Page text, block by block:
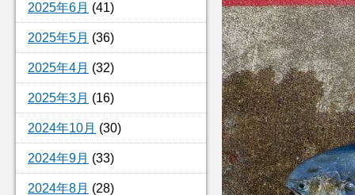
2025年6月 (41)
2025年5月 (36)
2025年4月 (32)
2025年3月 (16)
2024年10月 (30)
2024年9月 (33)
2024年8月 (28)